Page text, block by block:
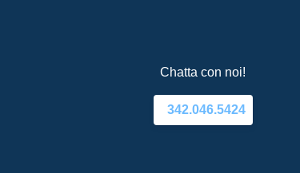
Chatta con noi!
342.046.5424